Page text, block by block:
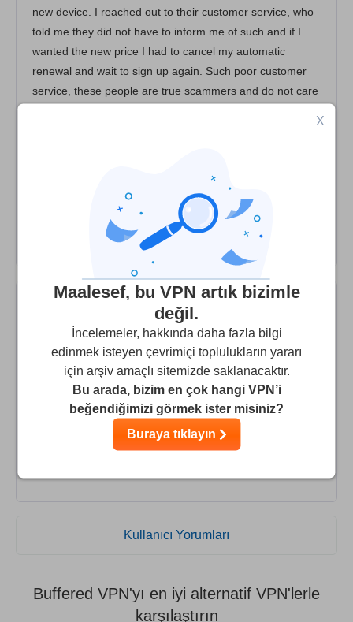
new device. I reached out to their customer service, who
told me they did not have to inform me of such and if I
wanted the new price I had to cancel my automatic
renewal and wait to sign up again. Such poor customer
service, these people are true scammers and do not care
own IP address it still showed up as my own and the
connection was extremely slow. So many better services
I considered a number of VPN's before going with
Buffered which I find excellent.
No issues in any aspect, On the rare occasions that I
required assistance (in the initial set up stage), the Help
Desk was outstanding. Would highly recommend Buffered
Kullanıcı Yorumları
Buffered VPN'yı en iyi alternatif VPN'lerle
karşılaştırın
X
Maalesef, bu VPN artık bizimle
değil.
İncelemeler, hakkında daha fazla bilgi
edinmek isteyen çevrimiçi toplulukların yararı
için arşiv amaçlı sitemizde saklanacaktır.
Bu arada, bizim en çok hangi VPN’i
beğendiğimizi görmek ister misiniz?
Buraya tıklayın